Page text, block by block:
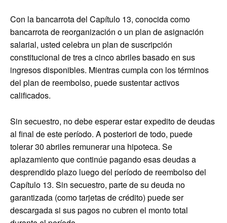
Con la bancarrota del Capítulo 13, conocida como
bancarrota de reorganización o un plan de asignación
salarial, usted celebra un plan de suscripción
constitucional de tres a cinco abriles basado en sus
ingresos disponibles. Mientras cumpla con los términos
del plan de reembolso, puede sustentar activos
calificados.
Sin secuestro, no debe esperar estar expedito de deudas
al final de este período. A posteriori de todo, puede
tolerar 30 abriles remunerar una hipoteca. Se
aplazamiento que continúe pagando esas deudas a
desprendido plazo luego del período de reembolso del
Capítulo 13. Sin secuestro, parte de su deuda no
garantizada (como tarjetas de crédito) puede ser
descargada si sus pagos no cubren el monto total